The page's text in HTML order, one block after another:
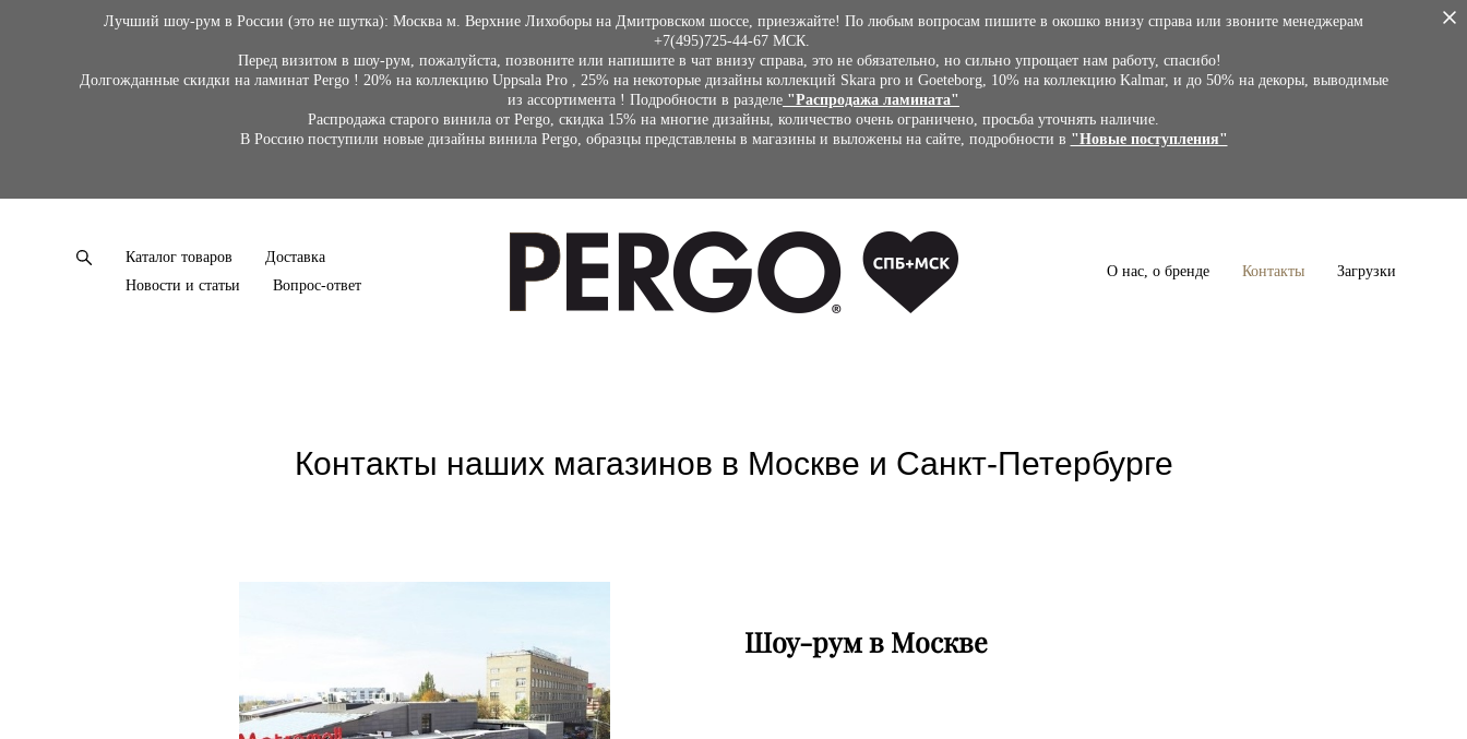
Лучший шоу-рум в России (это не шутка): Москва м. Верхние Лихоборы на Дмитровском шоссе, приезжайте! По любым вопросам пишите в окошко внизу справа или звоните менеджерам
+7(495)725-44-67 МСК.
Перед визитом в шоу-рум, пожалуйста, позвоните или напишите в чат внизу справа, это не обязательно, но сильно упрощает нам работу, спасибо!
Долгожданные скидки на ламинат Pergo ! 20% на коллекцию Uppsala Pro , 25% на некоторые дизайны коллекций Skara pro и Goeteborg, 10% на коллекцию Kalmar, и до 50% на декоры, выводимые
из ассортимента ! Подробности в разделе "Распродажа ламината"
Распродажа старого винила от Pergo, скидка 15% на многие дизайны, количество очень ограничено, просьба уточнять наличие.
В Россию поступили новые дизайны винила Pergo, образцы представлены в магазины и выложены на сайте, подробности в "Новые поступления"
Каталог товаров
Доставка
Новости и статьи
Вопрос-ответ
О нас, о бренде Контакты Загрузки
Контакты наших магазинов в Москве и Санкт-Петербурге
Шоу-рум в Москве